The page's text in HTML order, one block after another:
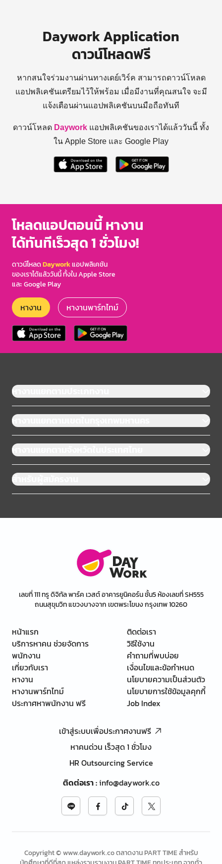
Daywork Application
ดาวน์โหลดฟรี
หากสนใจร่วมงานผ่านทางเดย์เวิร์ค สามารถดาวน์โหลด
แอปพลิเคชันเตรียมไว้ให้พร้อม เมื่อมีงานที่คุณสนใจ จะมี
แจ้งเตือนผ่านแอปพลิเคชันบนมือถือทันที
ดาวน์โหลด Daywork แอปพลิเคชันของเราได้แล้ววันนี้ ทั้ง
ใน Apple Store และ Google Play
โหลดแอปตอนนี้ หางาน
ได้ทันทีเร็วสุด 1 ชั่วโมง!
ดาวน์โหลดDayworkแอปพลิเคชัน
ของเราได้แล้ววันนี้ ทั้งใน Apple Store
และ Google Play
หางาน หางานพาร์ทไทม์
หางานแยกตามประเภทงาน
หางานแยกตามเขตในกรุงเทพมหานคร
หางานแยกตามจังหวัดในประเทศไทย
สำหรับผู้สมัครงาน
เลขที่ 111 ทรู ดิจิทัล พาร์ค เวสต์ อาคารยูนิคอร์น ชั้น5 ห้องเลขที่ SH555
ถนนสุขุมวิท แขวงบางจาก เขตพระโขนง กรุงเทพ 10260
หน้าแรก
บริการหาคน ช่วยจัดการ
พนักงาน
เกี่ยวกับเรา
หางาน
หางานพาร์ทไทม์
ประกาศหาพนักงาน ฟรี
ติดต่อเรา
วิธีใช้งาน
คำถามที่พบบ่อย
เงื่อนไขและข้อกำหนด
นโยบายความเป็นส่วนตัว
นโยบายการใช้ข้อมูลคุกกี้
Job Index
เข้าสู่ระบบเพื่อประกาศงานฟรี
หาคนด่วน เร็วสุด 1 ชั่วโมง
HR Outsourcing Service
ติดต่อเรา:info@daywork.co
Copyright © www.daywork.co ตลาดงาน PART TIME สำหรับ